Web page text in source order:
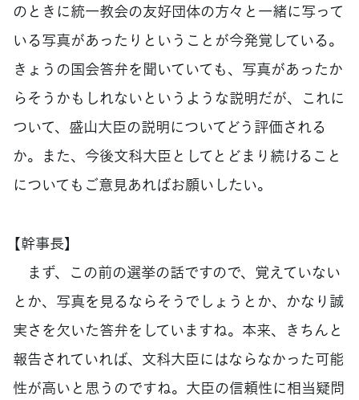
のときに統一教会の友好団体の方々と一緒に写って
いる写真があったりということが今発覚している。
きょうの国会答弁を聞いていても、写真があったか
らそうかもしれないというような説明だが、これに
ついて、盛山大臣の説明についてどう評価される
か。また、今後文科大臣としてとどまり続けること
についてもご意見あればお願いしたい。
【幹事長】
まず、この前の選挙の話ですので、覚えていない
とか、写真を見るならそうでしょうとか、かなり誠
実さを欠いた答弁をしていますね。本来、きちんと
報告されていれば、文科大臣にはならなかった可能
性が高いと思うのですね。大臣の信頼性に相当疑問